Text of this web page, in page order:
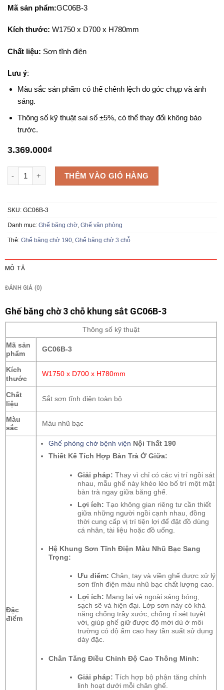
Mã sản phẩm:GC06B-3
Kích thước: W1750 x D700 x H780mm
Chất liệu: Sơn tĩnh điện
Lưu ý:
Màu sắc sản phẩm có thể chênh lệch do góc chụp và ánh
sáng.
Thông số kỹ thuật sai số ±5%, có thể thay đổi không báo
trước.
3.369.000₫
Ghế băng chờ 3 chỗ GC06B-3 số lượng
THÊM VÀO GIỎ HÀNG
SKU: GC06B-3
Danh mục: Ghế băng chờ, Ghế văn phòng
Thẻ: Ghế băng chờ 190, Ghế băng chờ 3 chỗ
MÔ TẢ
ĐÁNH GIÁ (0)
Ghế băng chờ 3 chỗ khung sắt GC06B-3
Thông số kỹ thuật
Mã sản
phẩm
GC06B-3
Kích
thước
W1750 x D700 x H780mm
Chất
liệu
Sắt sơn tĩnh điện toàn bộ
Màu
sắc
Màu nhũ bạc
Đặc
điểm
Ghế phòng chờ bệnh viện Nội Thất 190
Thiết Kế Tích Hợp Bàn Trà Ở Giữa:
Giải pháp: Thay vì chỉ có các vị trí ngồi sát
nhau, mẫu ghế này khéo léo bố trí một mặt
bàn trà ngay giữa băng ghế.
Lợi ích: Tạo không gian riêng tư cần thiết
giữa những người ngồi cạnh nhau, đồng
thời cung cấp vị trí tiện lợi để đặt đồ dùng
cá nhân, tài liệu hoặc đồ uống.
Hệ Khung Sơn Tĩnh Điện Màu Nhũ Bạc Sang
Trọng:
Ưu điểm: Chân, tay và viền ghế được xử lý
sơn tĩnh điện màu nhũ bạc chất lượng cao.
Lợi ích: Mang lại vẻ ngoài sáng bóng,
sạch sẽ và hiện đại. Lớp sơn này có khả
năng chống trầy xước, chống rỉ sét tuyệt
vời, giúp ghế giữ được độ mới dù ở môi
trường có độ ẩm cao hay tần suất sử dụng
dày đặc.
Chân Tăng Điều Chỉnh Độ Cao Thông Minh:
Giải pháp: Tích hợp bộ phận tăng chỉnh
linh hoạt dưới mỗi chân ghế.